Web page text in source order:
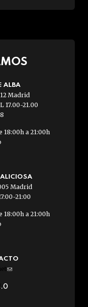
ALBA
Madrid
17.00-21.00
18:00h a 21:00h
Madrid
21:00
18:00h a 21:00h
(link
e-